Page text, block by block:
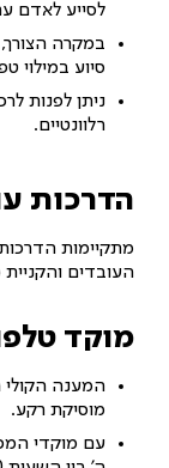
לסייע לאדם
במקרה הצורך,
סיוע במילוי
ניתן לפנות
רלוונטיים.
הדרכות
מתקיימות
העובדים
מוקד
המענה
מוסיקת רקע.